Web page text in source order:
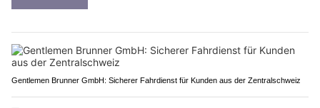
Gentlemen Brunner GmbH: Sicherer Fahrdienst für Kunden aus der Zentralschweiz